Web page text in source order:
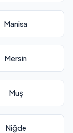
Manisa
Mersin
Muş
Niğde